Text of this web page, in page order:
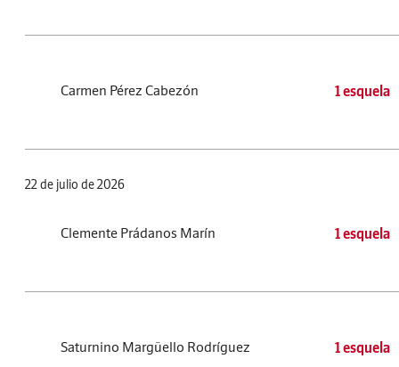
Carmen Pérez Cabezón 1 esquela
22 de julio de 2026
Clemente Prádanos Marín 1 esquela
Saturnino Margüello Rodríguez 1 esquela